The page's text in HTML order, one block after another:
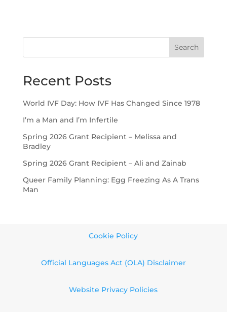
Search
Recent Posts
World IVF Day: How IVF Has Changed Since 1978
I’m a Man and I’m Infertile
Spring 2026 Grant Recipient – Melissa and
Bradley
Spring 2026 Grant Recipient – Ali and Zainab
Queer Family Planning: Egg Freezing As A Trans
Man
Cookie Policy
Official Languages Act (OLA) Disclaimer
Website Privacy Policies